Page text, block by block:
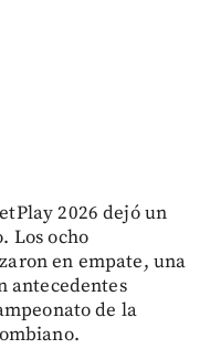
2026 dejó un
Los ocho
en empate, una
antecedentes
de la